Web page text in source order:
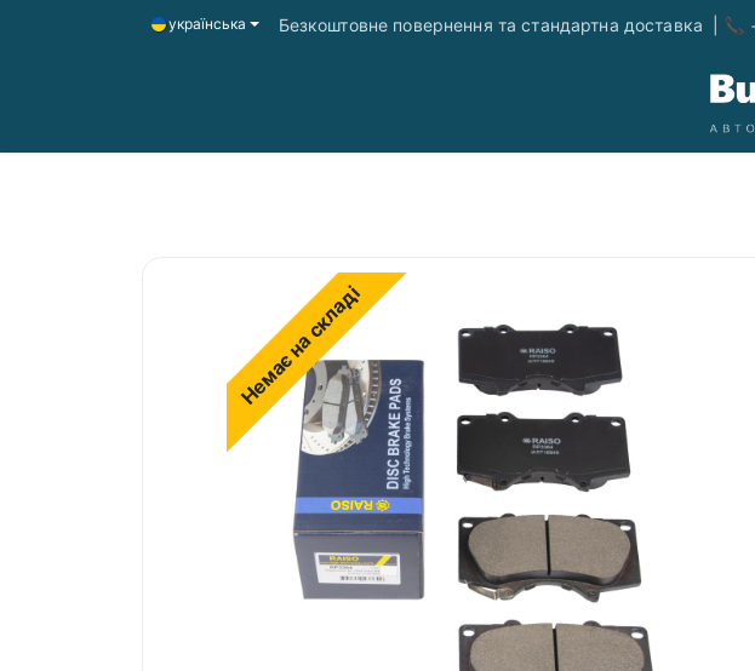
українська Безкоштовне повернення та стандартна доставка |
Зв'яжіться з нами
Немає на складі